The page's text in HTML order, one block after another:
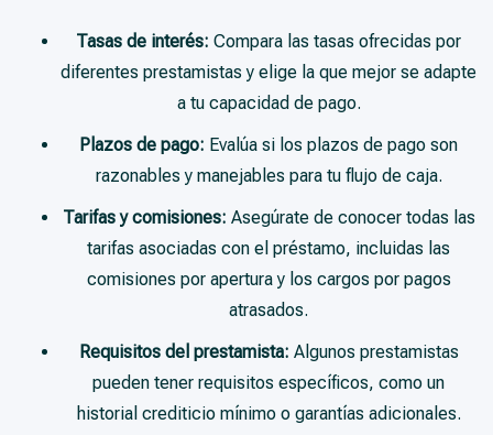
Tasas de interés: Compara las tasas ofrecidas por
diferentes prestamistas y elige la que mejor se adapte
a tu capacidad de pago.
Plazos de pago: Evalúa si los plazos de pago son
razonables y manejables para tu flujo de caja.
Tarifas y comisiones: Asegúrate de conocer todas las
tarifas asociadas con el préstamo, incluidas las
comisiones por apertura y los cargos por pagos
atrasados.
Requisitos del prestamista: Algunos prestamistas
pueden tener requisitos específicos, como un
historial crediticio mínimo o garantías adicionales.